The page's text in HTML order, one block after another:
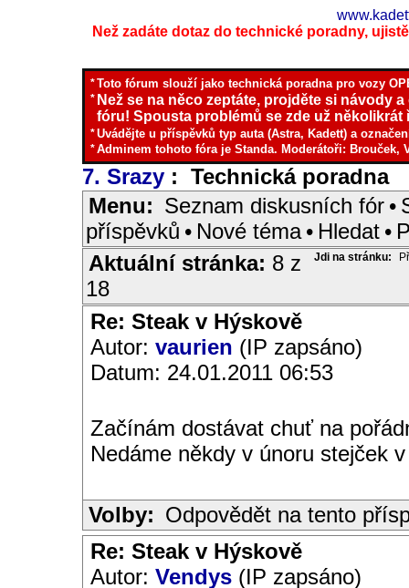
Než zadáte dotaz do technické poradny,
*Toto fórum slouží jako technická poradna pro vozy
* Než se na něco zeptáte, projděte si návody
fóru! Spousta problémů se zde už několikrát
*Uvádějte u příspěvků typ auta (Astra, Kadett) a
*Adminem tohoto fóra je Standa. Moderátoři: Brouček,
7. Srazy : Technická poradna
Menu: Seznam diskusních fór •
příspěvků • Nové téma • Hledat •
Jdi na stránku:
Aktuální stránka: 8 z
18
Re: Steak v Hýskově
Autor: vaurien (IP zapsáno)
Datum: 24.01.2011 06:53
Začínám dostávat chuť na
Nedáme někdy v únoru stejček
Volby: Odpovědět na tento
Re: Steak v Hýskově
Autor: Vendys (IP zapsáno)